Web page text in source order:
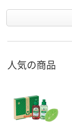
人気の商品